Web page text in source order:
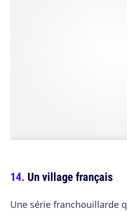
Un village français
Une série franchouillarde